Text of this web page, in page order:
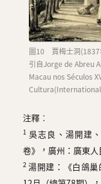
圖10 賈梅士洞(1837
引自Jorge de Abreu
Macau nos Séculos
Cultura(International
注釋︰
1 吳志良、湯開建
卷》，廣州：廣東
2湯開建：《白鴿巢